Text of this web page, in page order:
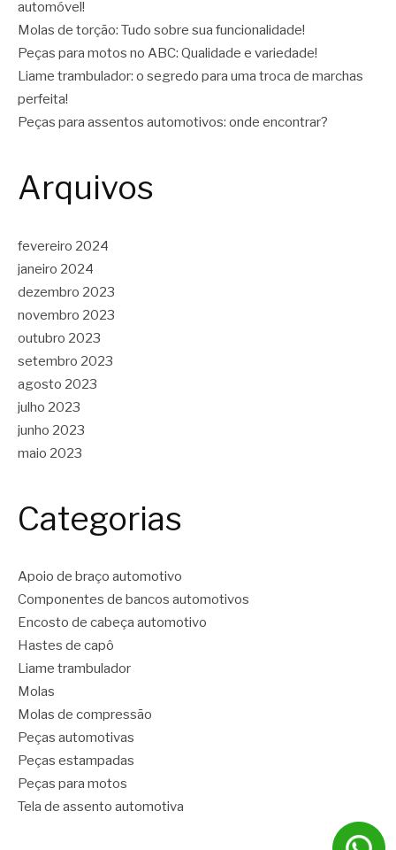
automóvel!
Molas de torção: Tudo sobre sua funcionalidade!
Peças para motos no ABC: Qualidade e variedade!
Liame trambulador: o segredo para uma troca de marchas
perfeita!
Peças para assentos automotivos: onde encontrar?
Arquivos
fevereiro 2024
janeiro 2024
dezembro 2023
novembro 2023
outubro 2023
setembro 2023
agosto 2023
julho 2023
junho 2023
maio 2023
Categorias
Apoio de braço automotivo
Componentes de bancos automotivos
Encosto de cabeça automotivo
Hastes de capô
Liame trambulador
Molas
Molas de compressão
Peças automotivas
Peças estampadas
Peças para motos
Tela de assento automotiva